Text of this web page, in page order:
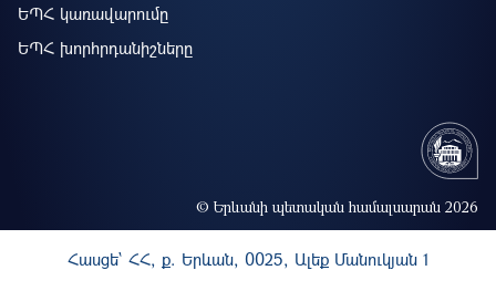
ԵՊՀ կառավարումը
ԵՊՀ խորհրդանիշները
© Երևանի պետական համալսարան 2026
Հասցե` ՀՀ, ք. Երևան, 0025, Ալեք Մանուկյան 1